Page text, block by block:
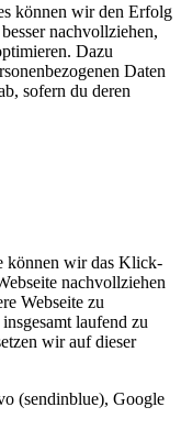
können wir den Erfolg
nachvollziehen,
Dazu
Daten
sofern du deren
können wir das Klick-
nachvollziehen
Webseite zu
laufend zu
wir auf dieser
(sendinblue), Google